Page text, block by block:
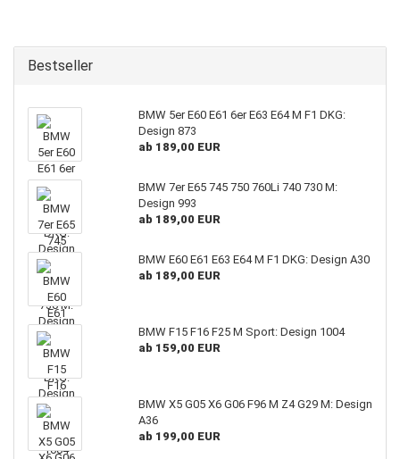
Bestseller
BMW 5er E60 E61 6er E63 E64 M F1 DKG:
Design 873
ab 189,00 EUR
BMW 7er E65 745 750 760Li 740 730 M:
Design 993
ab 189,00 EUR
BMW E60 E61 E63 E64 M F1 DKG: Design A30
ab 189,00 EUR
BMW F15 F16 F25 M Sport: Design 1004
ab 159,00 EUR
BMW X5 G05 X6 G06 F96 M Z4 G29 M: Design
A36
ab 199,00 EUR